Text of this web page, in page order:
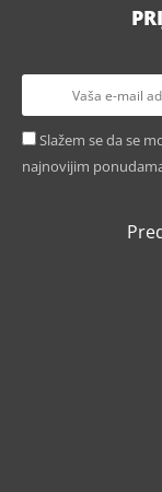
Slažem se da se
najnovijim